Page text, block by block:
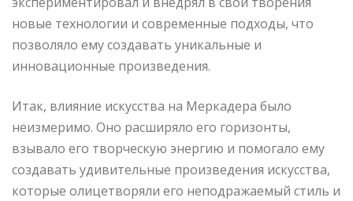
новые технологии и современные подходы, что
позволяло ему создавать уникальные и
инновационные произведения.
Итак, влияние искусства на Меркадера было
неизмеримо. Оно расширяло его горизонты,
взывало его творческую энергию и помогало ему
создавать удивительные произведения искусства,
которые олицетворяли его неподражаемый стиль и